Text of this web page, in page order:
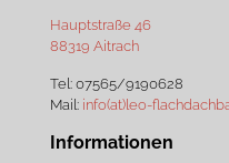
Hauptstraße 46
88319 Aitrach
Tel: 07565/9190628
Mail: info(at)leo-
Informationen